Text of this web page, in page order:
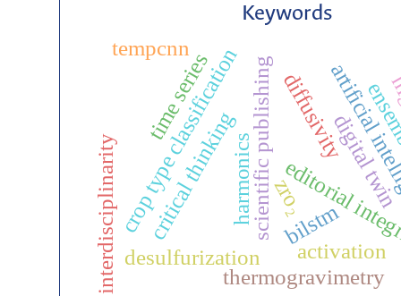
Keywords
scientific publishingeditorial
crop type classification
time series
tempcnn
bilstm
activation
desulfurization
diffusivity
thermogravimetry
critical thinking
interdisciplinarity harmonics digital twin
zro₂